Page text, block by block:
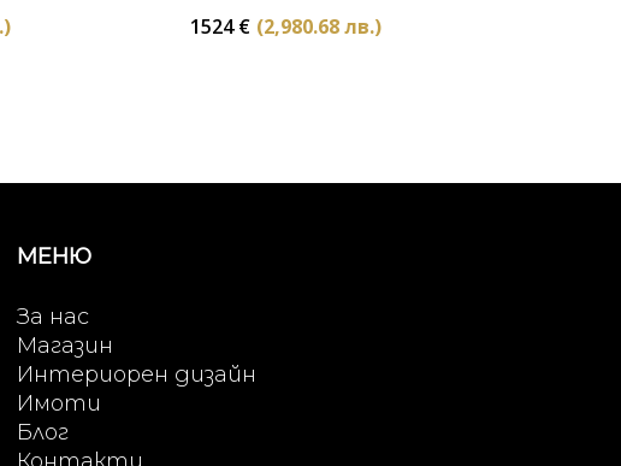
1524€ (2,980.68 лв.)
МЕНЮ
За нас
Магазин
Интериорен дизайн
Имоти
Блог
Контакти